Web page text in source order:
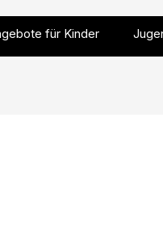
für Kinder